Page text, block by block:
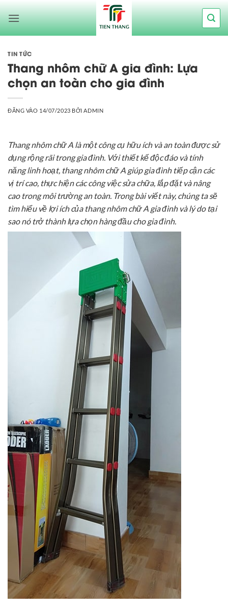
Bỏ
qua
nội
TIN TỨC
Thang nhôm chữ A gia đình: Lựa
chọn an toàn cho gia đình
ĐĂNG VÀO 14/07/2023 BỞI ADMIN
Thang nhôm chữ A là một công cụ hữu ích và an toàn được sử
dụng rộng rãi trong gia đình. Với thiết kế độc đáo và tính
năng linh hoạt, thang nhôm chữ A giúp gia đình tiếp cận các
vị trí cao, thực hiện các công việc sửa chữa, lắp đặt và nâng
cao trong môi trường an toàn. Trong bài viết này, chúng ta sẽ
tìm hiểu về lợi ích của thang nhôm chữ A gia đình và lý do tại
sao nó trở thành lựa chọn hàng đầu cho gia đình.